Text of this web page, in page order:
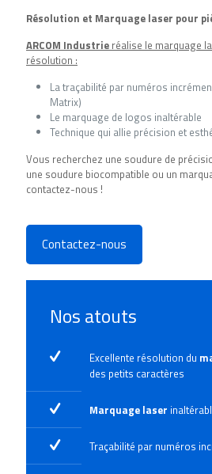
Résolution et Marquage laser pour
ARCOM Industrie réalise le marquage
résolution :
La traçabilité par numéros
Matrix)
Le marquage de logos inaltérable
Technique qui allie précision et
Vous recherchez une soudure de
une soudure biocompatible ou un
contactez-nous !
Contactez-nous
Nos atouts
Excellente résolution du
des petits caractères
Marquage laser
Traçabilité par numéros